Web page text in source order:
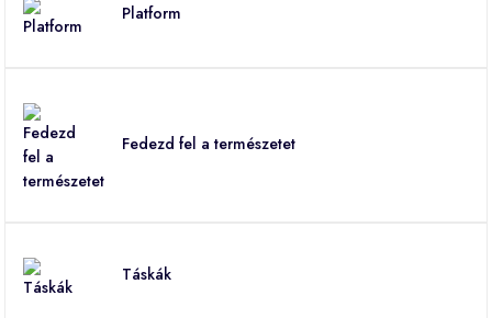
Platform
Fedezd fel a természetet
Táskák